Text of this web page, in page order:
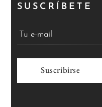
SUSCRÍBETE